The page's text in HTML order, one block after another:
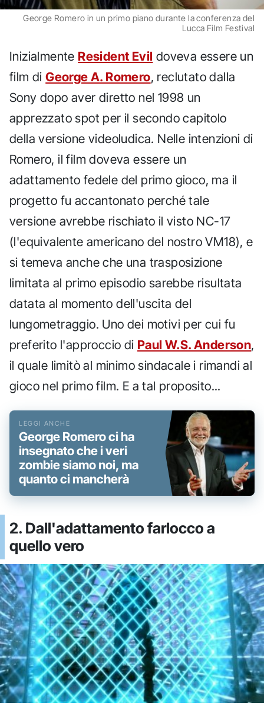
George Romero in un primo piano durante la conferenza del
Lucca Film Festival
Inizialmente Resident Evil doveva essere un
film diGeorge A. Romero, reclutato dalla
Sony dopo aver diretto nel 1998 un
apprezzato spot per il secondo capitolo
della versione videoludica. Nelle intenzioni di
Romero, il film doveva essere un
adattamento fedele del primo gioco, ma il
progetto fu accantonato perché tale
versione avrebbe rischiato il visto NC-17
(l'equivalente americano del nostro VM18), e
si temeva anche che una trasposizione
limitata al primo episodio sarebbe risultata
datata al momento dell'uscita del
lungometraggio. Uno dei motivi per cui fu
preferito l'approccio di Paul W.S. Anderson,
il quale limitò al minimo sindacale i rimandi al
gioco nel primo film. E a tal proposito...
George Romero ci ha
insegnato che i veri
zombie siamo noi, ma
quanto ci mancherà
2. Dall'adattamento farlocco a
quello vero